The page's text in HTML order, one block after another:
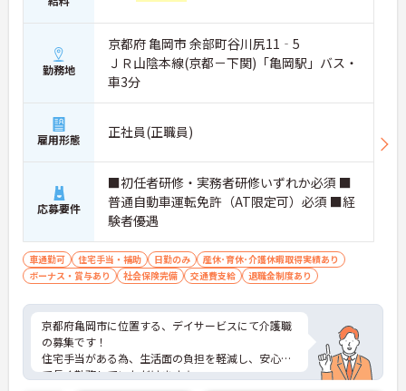
勤務地
京都府 亀岡市 余部町谷川尻11‐5
ＪＲ山陰本線(京都－下関)「亀岡駅」バス・
車3分
雇用形態 正社員(正職員)
応募要件
■初任者研修・実務者研修いずれか必須 ■
普通自動車運転免許（AT限定可）必須 ■経
験者優遇
車通勤可 住宅手当・補助 日勤のみ
産休･育休･介護休暇取得実績あり
ボーナス・賞与あり
社会保険完備 交通費支給 退職金制度あり
京都府亀岡市に位置する、デイサービスにて介護職
の募集です！
住宅手当がある為、生活面の負担を軽減し、安心し
て長く勤務していただけます☆